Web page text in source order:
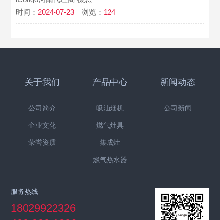
时间： 2024-07-23 浏览： 124
关于我们
公司简介
企业文化
荣誉资质
产品中心
吸油烟机
燃气灶具
集成灶
燃气热水器
新闻动态
公司新闻
服务热线
18029922326